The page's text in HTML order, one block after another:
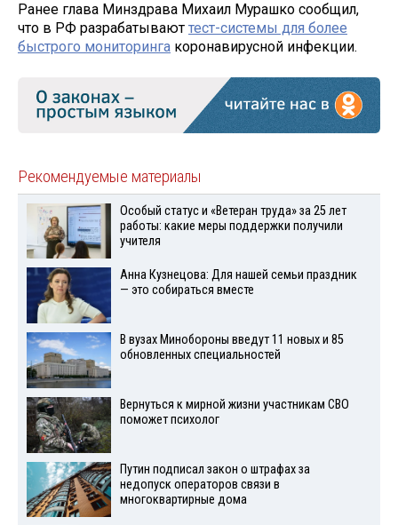
Ранее глава Минздрава Михаил Мурашко сообщил,
что в РФ разрабатывают тест-системы для более
быстрого мониторинга коронавирусной инфекции.
Рекомендуемые материалы
Особый статус и «Ветеран труда» за 25 лет
работы: какие меры поддержки получили
учителя
Анна Кузнецова: Для нашей семьи праздник
— это собираться вместе
В вузах Минобороны введут 11 новых и 85
обновленных специальностей
Вернуться к мирной жизни участникам СВО
поможет психолог
Путин подписал закон о штрафах за
недопуск операторов связи в
многоквартирные дома